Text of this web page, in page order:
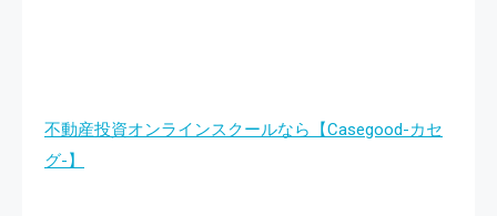
不動産投資オンラインスクールなら【Casegood-カセ
グ-】